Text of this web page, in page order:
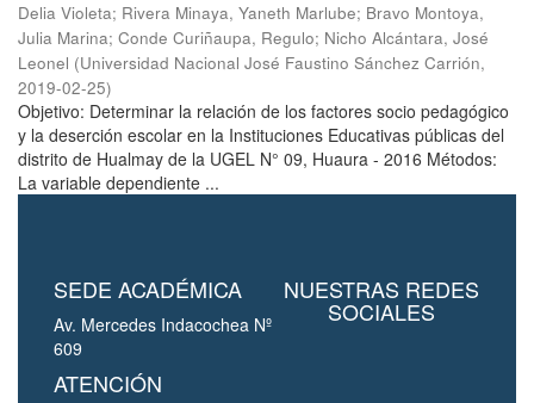
Delia Violeta; Rivera Minaya, Yaneth Marlube; Bravo Montoya,
Julia Marina; Conde Curiñaupa, Regulo; Nicho Alcántara, José
Leonel (Universidad Nacional José Faustino Sánchez Carrión,
2019-02-25)
Objetivo: Determinar la relación de los factores socio pedagógico
y la deserción escolar en la Instituciones Educativas públicas del
distrito de Hualmay de la UGEL N° 09, Huaura - 2016 Métodos:
La variable dependiente ...
SEDE ACADÉMICA
Av. Mercedes Indacochea Nº
609
ATENCIÓN
NUESTRAS REDES
SOCIALES